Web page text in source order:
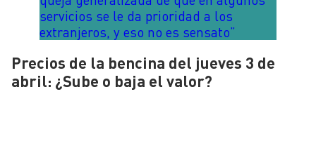
servicios se le da prioridad a los
extranjeros, y eso no es sensato”
Precios de la bencina del jueves 3 de
abril: ¿Sube o baja el valor?